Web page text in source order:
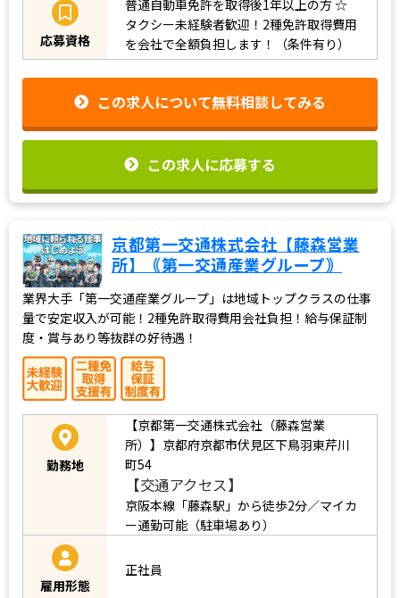
応募資格
普通自動車免許を取得後1年以上の方☆
タクシー未経験者歓迎！2種免許取得費用
を会社で全額負担します！（条件有り）
この求人について無料相談してみる
この求人に応募する
京都第一交通株式会社【藤森営業
所】｟第一交通産業グループ｠
業界大手「第一交通産業グループ」は地域トップクラスの仕事
量で安定収入が可能！2種免許取得費用会社負担！給与保証制
度・賞与あり等抜群の好待遇！
勤務地
【京都第一交通株式会社（藤森営業
所）】京都府京都市伏見区下鳥羽東芹川
町54
【交通アクセス】
京阪本線「藤森駅」から徒歩2分／マイカ
ー通勤可能（駐車場あり）
雇用形態
正社員